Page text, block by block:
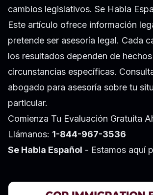
cambios legislativos. Se Habla
Este artículo ofrece información
pretende ser asesoría legal. Cada
los resultados dependen de
circunstancias específicas.
abogado para asesoría sobre tu
particular.
Comienza Tu Evaluación Gratuita
Llámanos: 1-844-967-3536
Se Habla Español - Estamos aquí